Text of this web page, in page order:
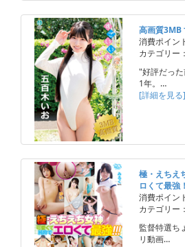
高画質3MB
消費ポイン
カテゴリー
"好評だっ
1年。…
[詳細を見る]
極・えちえ
ロくて最強
消費ポイン
カテゴリー
監督特選ち
リ動画…